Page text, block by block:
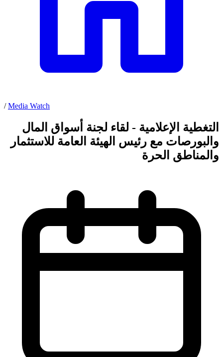
/ Media Watch
التغطية الإعلامية - لقاء لجنة أسواق المال
والبورصات مع رئيس الهيئة العامة للاستثمار
والمناطق الحرة